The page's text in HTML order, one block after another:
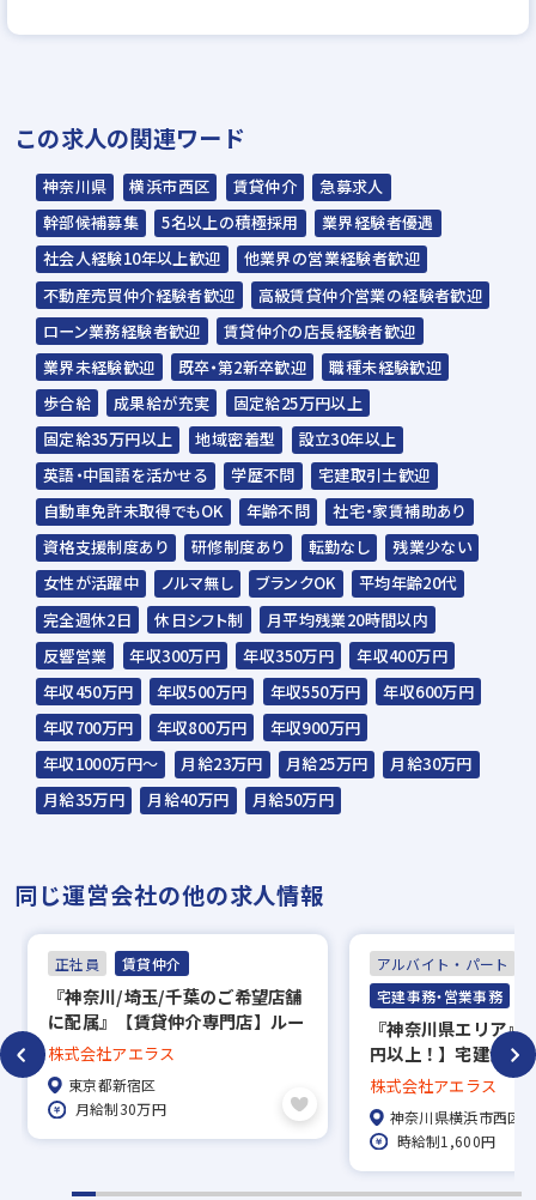
③2次面接
゜+.――゜+.――゜+.――゜+.――゜
✅1次面接は【AI面接官】との簡単な問答♪
来社不要で、お手元のスマホやPCから
24時間いつでも好きな場所で面接できます◎
遠方や在職中の方もお気軽にご応募くださ
い。
✅2次面接は【採用担当者】との面接です！
平日17時以降や土曜日もOK！
できる限り多くの方とお話したいと考えてい
ますので、
ぜひ肩の力を抜いてご参加ください◎
✅【入社時期】も柔軟に対応！
即日入社はもちろん、来月以降の入社も可能
です。
「現職が落ち着いてから」「年明けから」な
ど
※AI面接のご利用が難しい場合はご相談くだ
さい。
＼少しでも興味があればお気軽にご応募下さ
い／
ご不明点などあれば、人事部（📞03-5957-
5337）まで
この求人の関連ワード
神奈川県 横浜市西区 賃貸仲介
急募求人
幹部候補募集
5名以上の積極採用
業界経験者優遇
社会人経験10年以上歓迎
他業界の営業経験者歓迎
不動産売買仲介経験者歓迎
高級賃貸仲介営業の経験者歓迎
ローン業務経験者歓迎
賃貸仲介の店長経験者歓迎
業界未経験歓迎
既卒・第2新卒歓迎
職種未経験歓迎
歩合給
成果給が充実
固定給25万円以上
固定給35万円以上
地域密着型
設立30年以上
英語・中国語を活かせる
学歴不問
宅建取引士歓迎
自動車免許未取得でもOK
年齢不問
社宅・家賃補助あり
資格支援制度あり
研修制度あり 転勤なし
残業少ない
女性が活躍中
ノルマ無し ブランクOK
平均年齢20代
完全週休2日
休日シフト制
月平均残業20時間以内
反響営業
年収300万円 年収350万円
年収400万円
年収450万円
年収500万円 年収550万円
年収600万円
年収700万円
年収800万円
年収900万円
年収1000万円～
月給23万円 月給25万円
月給30万円
月給35万円
月給40万円 月給50万円
同じ運営会社の他の求人情報
正社員 賃貸仲介
『神奈川/埼玉/千葉のご希望店舗
に配属』【賃貸仲介専門店】ルー
ムアドバイザー（宅建士資格をお
持ちの方）★年収1000万円以上
可能！月給30万円以上＋賞与年2
回＋毎月インセンティブ＋手当充
実★残業月20h以下★5連休以上
株式会社アエラス
東京都新宿区
月給制30万円
アルバイト・パート
宅建事務・営業事務
『神奈川県エリア』
円以上！】宅建士資
い方大歓迎◇宅建事
スタント◇完全週休
なし◇20～60代活
歓迎◇研修充実
株式会社アエラス
神奈川県横浜市西区
時給制1,600円